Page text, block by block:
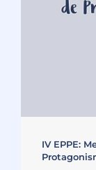
IV EPPE: